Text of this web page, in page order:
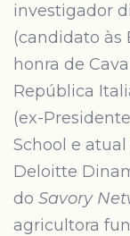
investigador
(candidato às
honra de
República
(ex-
School e atual
Deloitte
do Savory
agricultora